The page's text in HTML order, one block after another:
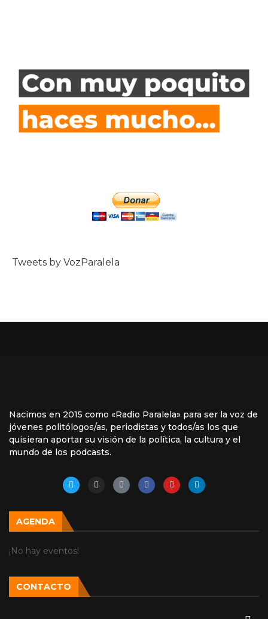
Tweets by VozParalela
Nacimos en 2015 como «Radio Paralela» para ser la voz de
jóvenes politólogos/as, periodistas y todos/as los que
quisieran aportar su visión de la política, la cultura y el
mundo de los podcasts.
AGENDA
¡No hay eventos!
CONTACTO